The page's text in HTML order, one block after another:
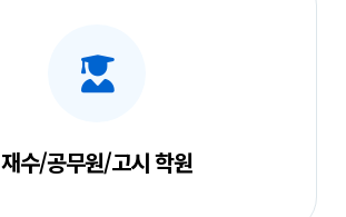
재수/공무원/고시 학원